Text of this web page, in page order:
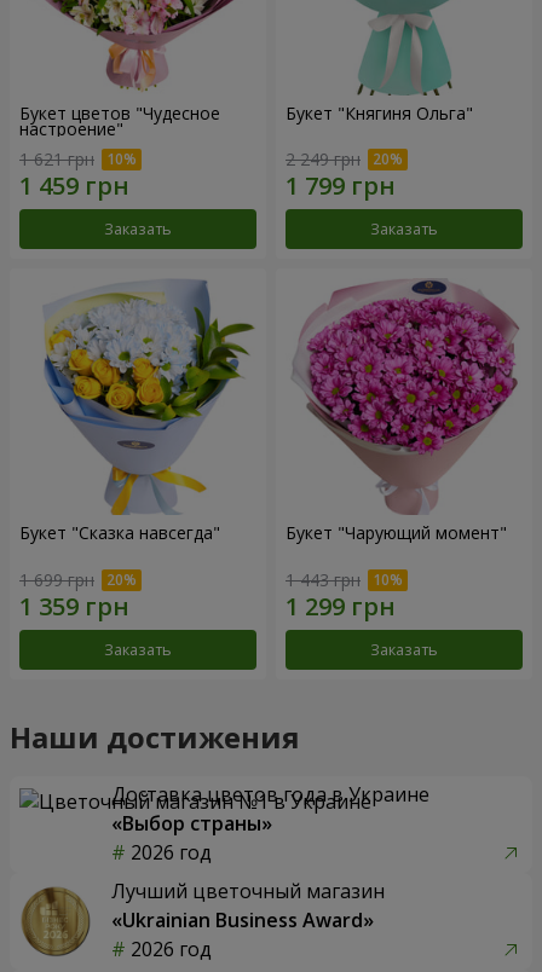
Букет цветов "Чудесное
настроение"
1 621 грн
Заказать
Букет "Княгиня Ольга"
2 249 грн
Заказать
Букет "Сказка навсегда"
1 699 грн
Заказать
Букет "Чарующий момент"
1 443 грн
Заказать
Наши достижения
Доставка цветов года в Украине
«Выбор страны»
2026 год
Лучший цветочный магазин
«Ukrainian Business Award»
2026 год